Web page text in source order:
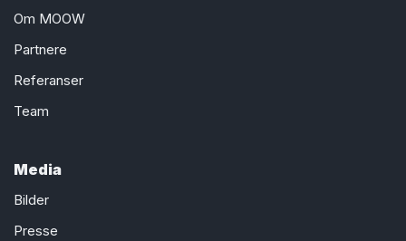
Om MOOW
Partnere
Referanser
Team
Media
Bilder
Presse